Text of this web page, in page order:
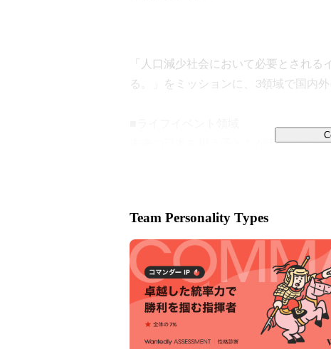
「人口減少社会において必要とされ
る。」をミッションに、3領域で国内
未来の日本を担う子どもが安心して育
＜保育士バンク！プラットフォーム＞
・保育士バンク！：日本最大級。保育
・保育士バンク！新卒：保育士・幼稚
・保育士バンク！コネクト：保育施設
・保育士バンク！パレット：保育施設
・保育士バンク！ウェブパック：保育
Team Personality Types